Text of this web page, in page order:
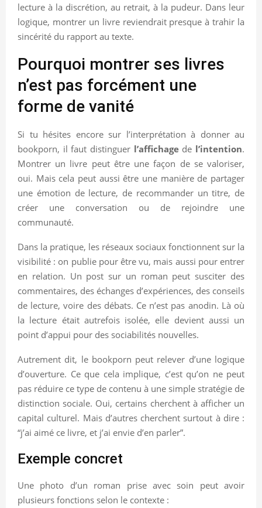
lecture à la discrétion, au retrait, à la pudeur. Dans leur
logique, montrer un livre reviendrait presque à trahir la
sincérité du rapport au texte.
Pourquoi montrer ses livres
n’est pas forcément une
forme de vanité
Si tu hésites encore sur l’interprétation à donner au
bookporn, il faut distinguer l’affichagede l’intention.
Montrer un livre peut être une façon de se valoriser,
oui. Mais cela peut aussi être une manière de partager
une émotion de lecture, de recommander un titre, de
créer une conversation ou de rejoindre une
communauté.
Dans la pratique, les réseaux sociaux fonctionnent sur la
visibilité : on publie pour être vu, mais aussi pour entrer
en relation. Un post sur un roman peut susciter des
commentaires, des échanges d’expériences, des conseils
de lecture, voire des débats. Ce n’est pas anodin. Là où
la lecture était autrefois isolée, elle devient aussi un
point d’appui pour des sociabilités nouvelles.
Autrement dit, le bookporn peut relever d’une logique
d’ouverture. Ce que cela implique, c’est qu’on ne peut
pas réduire ce type de contenu à une simple stratégie de
distinction sociale. Oui, certains cherchent à afficher un
capital culturel. Mais d’autres cherchent surtout à dire :
“j’ai aimé ce livre, et j’ai envie d’en parler”.
Exemple concret
Une photo d’un roman prise avec soin peut avoir
plusieurs fonctions selon le contexte :